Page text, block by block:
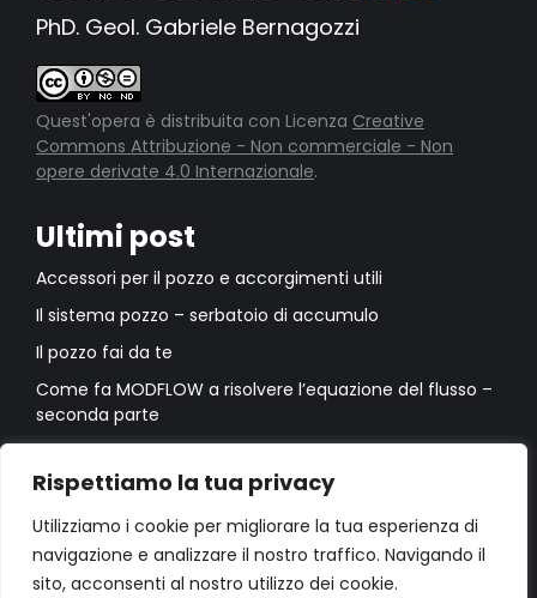
Rispettiamo la tua privacy
Utilizziamo i cookie per migliorare la tua esperienza di
navigazione e analizzare il nostro traffico. Navigando il
sito, acconsenti al nostro utilizzo dei cookie.
PhD. Geol. Gabriele Bernagozzi
Quest'opera è distribuita con Licenza Creative
Commons Attribuzione - Non commerciale - Non
opere derivate 4.0 Internazionale.
Ultimi post
Accessori per il pozzo e accorgimenti utili
Il sistema pozzo – serbatoio di accumulo
Il pozzo fai da te
Come fa MODFLOW a risolvere l’equazione del flusso –
seconda parte
prima parte